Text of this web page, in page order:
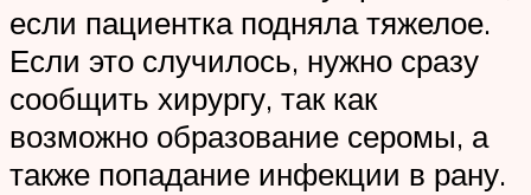
если пациентка подняла тяжелое.
Если это случилось, нужно сразу
сообщить хирургу, так как
возможно образование серомы, а
также попадание инфекции в рану.